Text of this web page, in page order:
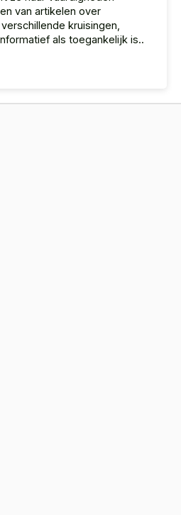
van artikelen over
kruisingen,
als toegankelijk is..